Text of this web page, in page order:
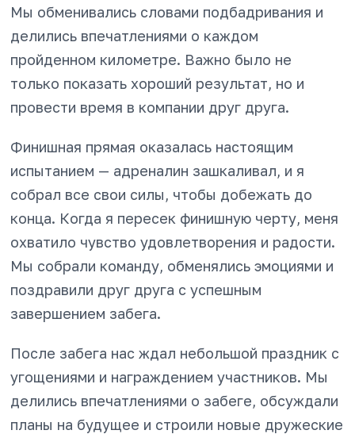
Мы обменивались словами подбадривания и
делились впечатлениями о каждом
пройденном километре. Важно было не
только показать хороший результат, но и
провести время в компании друг друга.
Финишная прямая оказалась настоящим
испытанием — адреналин зашкаливал, и я
собрал все свои силы, чтобы добежать до
конца. Когда я пересек финишную черту, меня
охватило чувство удовлетворения и радости.
Мы собрали команду, обменялись эмоциями и
поздравили друг друга с успешным
завершением забега.
После забега нас ждал небольшой праздник с
угощениями и награждением участников. Мы
делились впечатлениями о забеге, обсуждали
планы на будущее и строили новые дружеские